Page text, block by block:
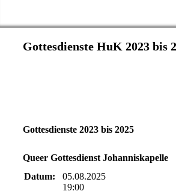
Gottesdienste HuK 2023 bis
Gottesdienste 2023 bis 2025
Queer Gottesdienst Johanniskapelle
Datum:
05.08.2025
19:00